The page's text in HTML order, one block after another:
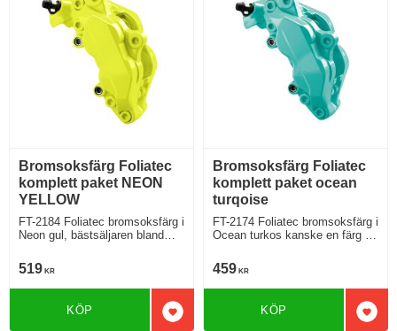
Bromsoksfärg Foliatec
komplett paket NEON
YELLOW
FT-2184 Foliatec bromsoksfärg i
Neon gul, bästsäljaren bland
519 KR
Lägg till i favoriter
KÖP
Bromsoksfärg Foliatec
komplett paket ocean
turqoise
FT-2174 Foliatec bromsoksfärg i
Ocean turkos kanske en färg för
459 KR
KÖP